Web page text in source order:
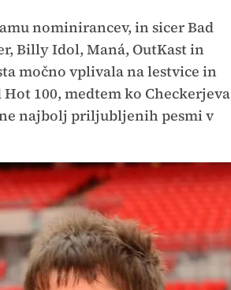
nominirancev, in sicer Bad
Billy Idol, Maná, OutKast in
močno vplivala na lestvice in
100, medtem ko Checkerjeva
najbolj priljubljenih pesmi v